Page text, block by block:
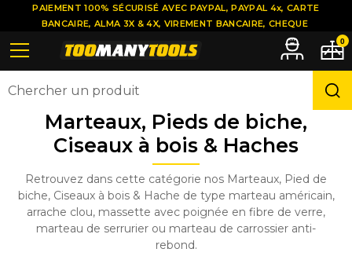
Marteaux, Pieds de biche,
Ciseaux à bois & Haches
Retrouvez dans cette catégorie nos Marteaux, Pied de
biche, Ciseaux à bois & Hache de type marteau américain,
arrache clou, massette avec poignée en fibre de verre,
marteau de serrurier ou marteau de carrossier anti-
rebond.
PAIEMENT 100% SÉCURISÉ AVEC PAYPAL, PAYPAL 4x, CARTE
BANCAIRE, ALMA 3X & 4X, VIREMENT BANCAIRE, CHEQUE
0